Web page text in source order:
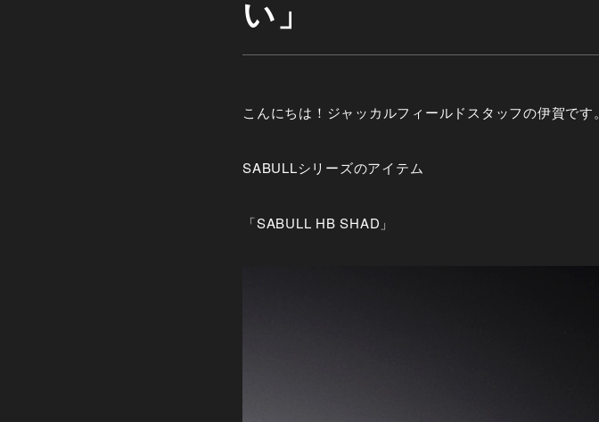
い」
こんにちは！ジャッカルフィールドスタッフの伊賀です。
SABULLシリーズのアイテム
「SABULL HB SHAD」